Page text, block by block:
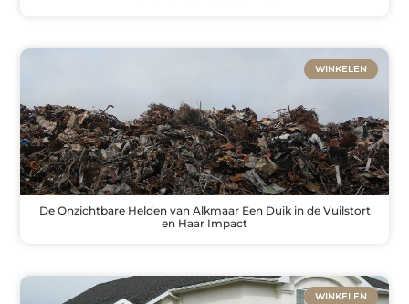
WINKELEN
De Onzichtbare Helden van Alkmaar Een Duik in de Vuilstort
en Haar Impact
WINKELEN